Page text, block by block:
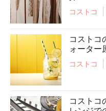
コストコ
コストコ
ォーター
コストコ
コストコ